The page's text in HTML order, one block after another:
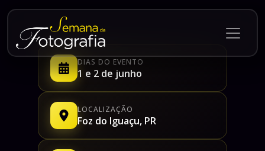
DIAS DO EVENTO
1 e 2 de junho
LOCALIZAÇÃO
Foz do Iguaçu, PR